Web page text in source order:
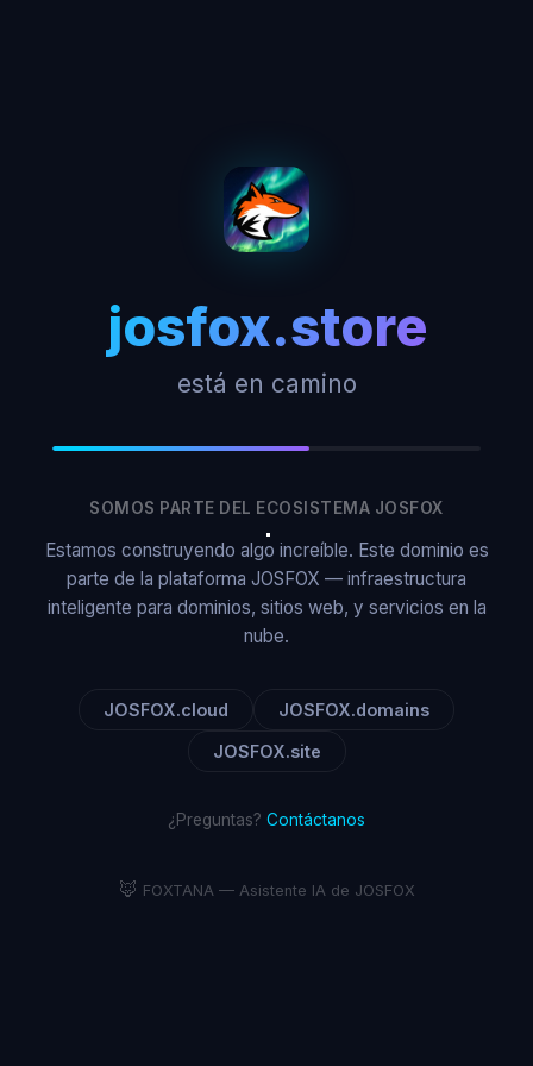
josfox.store
está en camino
SOMOS PARTE DEL ECOSISTEMA JOSFOX
Estamos construyendo algo increíble. Este dominio es
parte de la plataforma JOSFOX — infraestructura
inteligente para dominios, sitios web, y servicios en la
nube.
JOSFOX.cloud JOSFOX.domains
JOSFOX.site
¿Preguntas? Contáctanos
🦊 FOXTANA — Asistente IA de JOSFOX